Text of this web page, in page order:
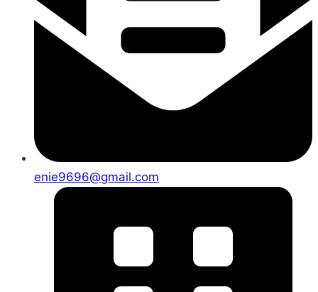
enie9696@gmail.com